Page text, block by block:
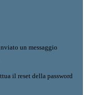
un messaggio
il reset della password